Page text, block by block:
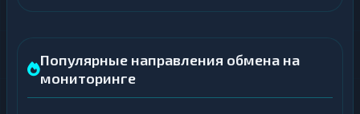
Популярные направления обмена на
мониторинге